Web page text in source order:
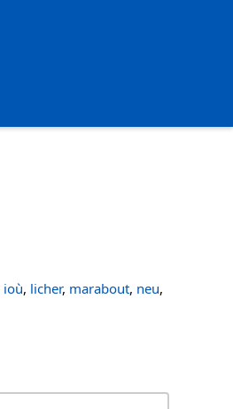
ioù, licher, marabout, neu,